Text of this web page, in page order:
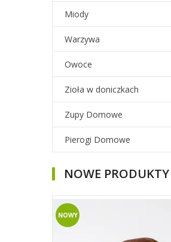
Miody
Warzywa
Owoce
Zioła w doniczkach
Zupy Domowe
Pierogi Domowe
NOWE PRODUKTY
NOWY